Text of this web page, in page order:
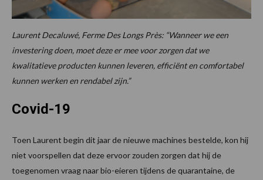
Laurent Decaluwé, Ferme Des Longs Près: “Wanneer we een
investering doen, moet deze er mee voor zorgen dat we
kwalitatieve producten kunnen leveren, efficiënt en comfortabel
kunnen werken en rendabel zijn.”
Covid-19
Toen Laurent begin dit jaar de nieuwe machines bestelde, kon hij
niet voorspellen dat deze ervoor zouden zorgen dat hij de
toegenomen vraag naar bio-eieren tijdens de quarantaine, de